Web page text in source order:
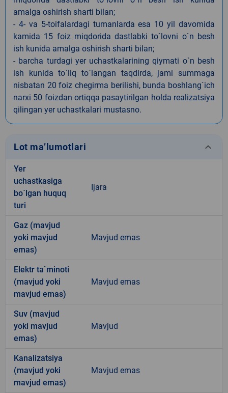
amalga oshirish sharti bilan;
- 4- va 5-toifalardagi tumanlarda esa 10 yil davomida
kamida 15 foiz miqdorida dastlabki to`lovni o`n besh
ish kunida amalga oshirish sharti bilan;
- barcha turdagi yer uchastkalarining qiymati o`n besh
ish kunida to`liq to`langan taqdirda, jami summaga
nisbatan 20 foiz chegirma berilishi, bunda boshlang`ich
narxi 50 foizdan ortiqqa pasaytirilgan holda realizatsiya
qilingan yer uchastkalari mustasno.
Lot ma’lumotlari keyboard_arrow_down
Yer
uchastkasiga
bo`lgan huquq
turi
Ijara
Gaz (mavjud
yoki mavjud
emas)
Mavjud emas
Elektr ta`minoti
(mavjud yoki
mavjud emas)
Mavjud emas
Suv (mavjud
yoki mavjud
emas)
Mavjud
Kanalizatsiya
(mavjud yoki
mavjud emas)
Mavjud emas